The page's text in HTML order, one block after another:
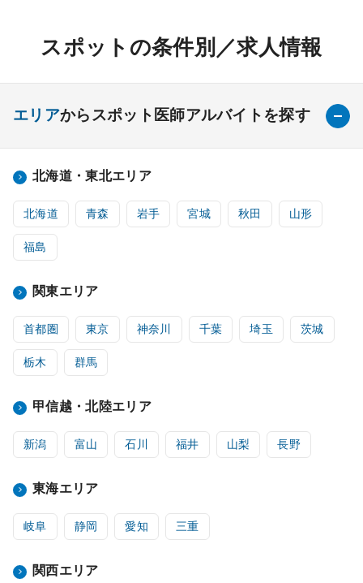
スポットの条件別／求人情報
エリアからスポット医師アルバイトを探す
北海道・東北エリア
北海道 青森 岩手 宮城 秋田 山形
福島
関東エリア
首都圏 東京 神奈川 千葉 埼玉 茨城
栃木 群馬
甲信越・北陸エリア
新潟 富山 石川 福井 山梨 長野
東海エリア
岐阜 静岡 愛知 三重
関西エリア